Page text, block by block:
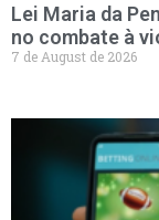
Lei Maria da
no combate à
7 de August de 2026